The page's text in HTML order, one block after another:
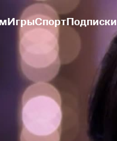
ИгрыСпортПодписки